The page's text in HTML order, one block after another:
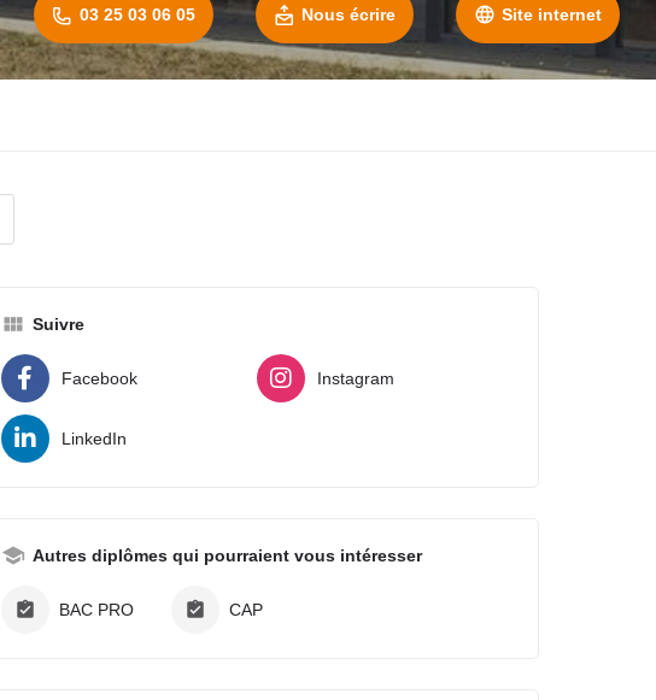
03 25 03 06 05 Nous écrire Site internet
Suivre
Facebook Instagram
LinkedIn
Autres diplômes qui pourraient vous intéresser
BAC PRO CAP